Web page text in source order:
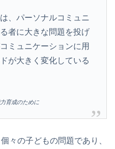
、パーソナルコミュニ
者に大きな問題を投げ
ミュニケーションに用
が大きく変化している
育成のために
々の子どもの問題であり、